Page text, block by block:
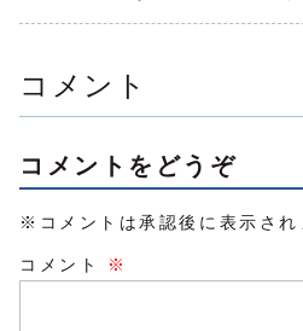
になってくれるか
のように一体化し
コメント
コメントをどうぞ
※コメントは承認後に表示され
コメント ※